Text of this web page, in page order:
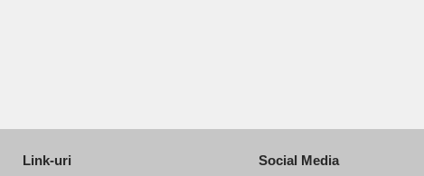
Link-uri Social Media